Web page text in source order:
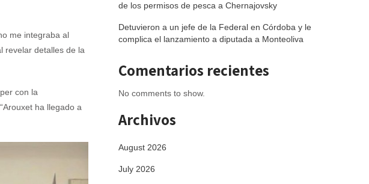
me integraba al
revelar detalles de la
con la
ha llegado a
de los permisos de pesca a Chernajovsky
Detuvieron a un jefe de la Federal en Córdoba y le
complica el lanzamiento a diputada a Monteoliva
Comentarios recientes
No comments to show.
Archivos
August 2026
July 2026